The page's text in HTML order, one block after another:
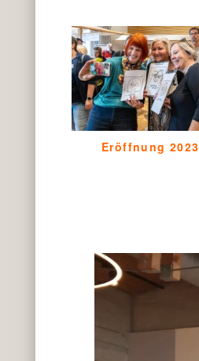
Eröffnung 2023